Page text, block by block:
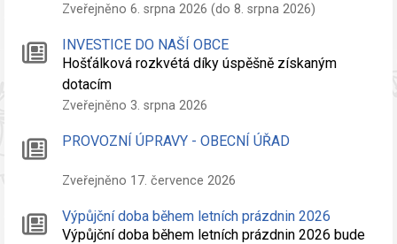
Zveřejněno 6. srpna 2026 (do 8. srpna 2026)
INVESTICE DO NAŠÍ OBCE
Hošťálková rozkvétá díky úspěšně získaným
dotacím
Zveřejněno 3. srpna 2026
PROVOZNÍ ÚPRAVY - OBECNÍ ÚŘAD
Zveřejněno 17. července 2026
Výpůjční doba během letních prázdnin 2026
Výpůjční doba během letních prázdnin 2026 bude